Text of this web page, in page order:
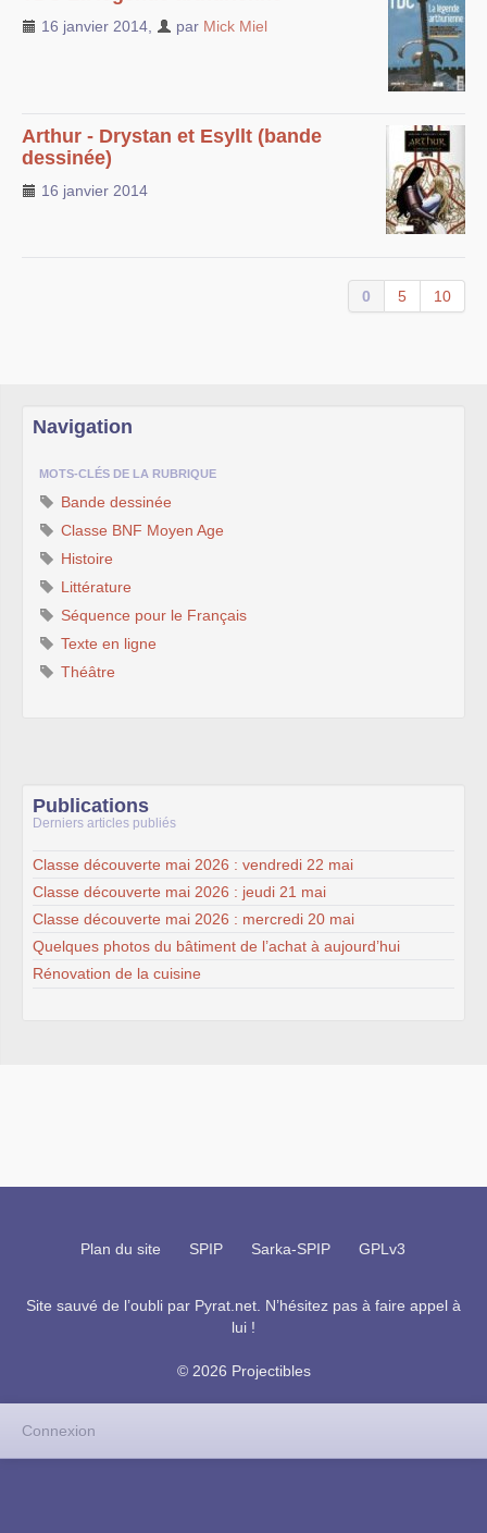
16 janvier 2014 par Mick Miel
Arthur - Drystan et Esyllt (bande
dessinée)
16 janvier 2014
0 5 10
Navigation
MOTS-CLÉS DE LA RUBRIQUE
Bande dessinée
Classe BNF Moyen Age
Histoire
Littérature
Séquence pour le Français
Texte en ligne
Théâtre
Publications
Derniers articles publiés
Classe découverte mai 2026 : vendredi 22 mai
Classe découverte mai 2026 : jeudi 21 mai
Classe découverte mai 2026 : mercredi 20 mai
Quelques photos du bâtiment de l’achat à aujourd’hui
Rénovation de la cuisine
Plan du site SPIP Sarka-SPIP GPLv3
Site sauvé de l’oubli par Pyrat.net . N’hésitez pas à faire appel à
lui !
© 2026 Projectibles
Connexion